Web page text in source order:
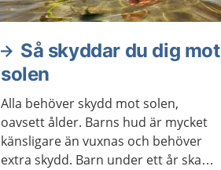
Så skyddar du dig mot
solen
Alla behöver skydd mot solen,
oavsett ålder. Barns hud är mycket
känsligare än vuxnas och behöver
extra skydd. Barn under ett år ska